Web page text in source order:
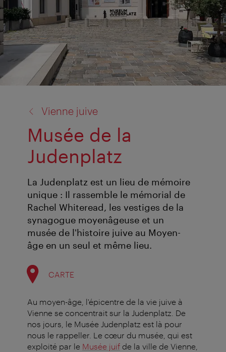
Vienne juive
Musée de la
Judenplatz
La Judenplatz est un lieu de mémoire
unique : Il rassemble le mémorial de
Rachel Whiteread, les vestiges de la
synagogue moyenâgeuse et un
musée de l'histoire juive au Moyen-
âge en un seul et même lieu.
CARTE
Au moyen-âge, l'épicentre de la vie juive à
Vienne se concentrait sur la Judenplatz. De
nos jours, le Musée Judenplatz est là pour
nous le rappeller. Le cœur du musée, qui est
exploité par le Musée juif de la ville de Vienne,